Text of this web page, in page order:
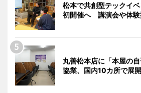
松本で共創型テックイ
初開催へ 講演会や体験
丸善松本店に「本屋の
協業、国内10カ所で展開